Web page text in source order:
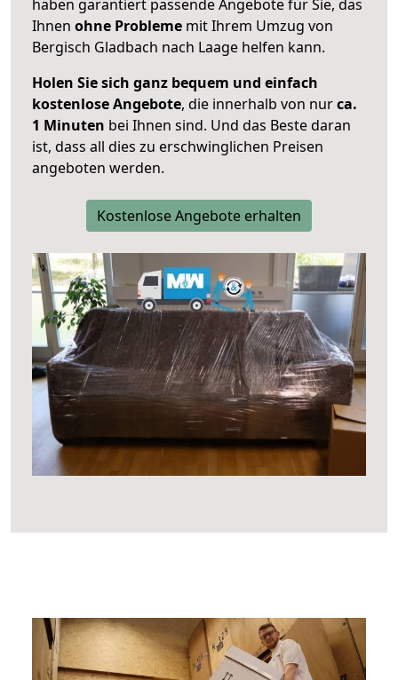
haben garantiert passende Angebote für Sie, das
Ihnen ohne Probleme mit Ihrem Umzug von
Bergisch Gladbach nach Laage helfen kann.
Holen Sie sich ganz bequem und einfach
kostenlose Angebote, die innerhalb von nurca.
1 Minuten bei Ihnen sind. Und das Beste daran
ist, dass all dies zu erschwinglichen Preisen
angeboten werden.
Kostenlose Angebote erhalten